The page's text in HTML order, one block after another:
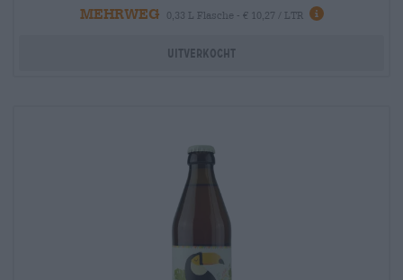
MEHRWEG
0,33 L Flasche - € 10,27 / LTR info
Uitverkocht